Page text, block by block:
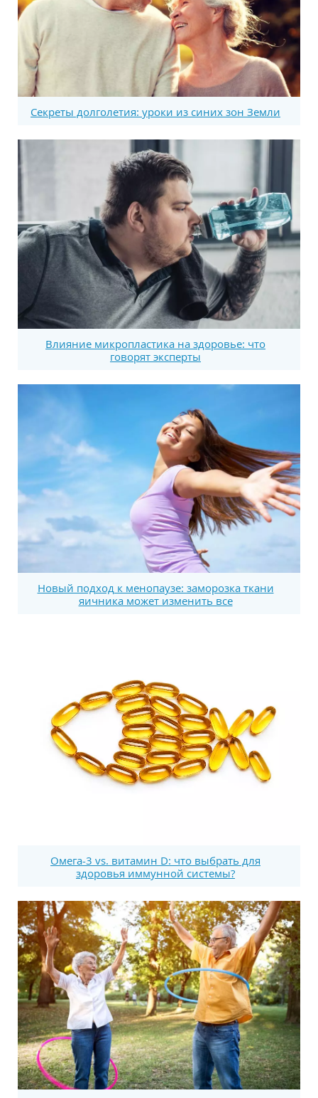
Секреты долголетия: уроки из синих зон Земли
Влияние микропластика на здоровье: что
говорят эксперты
Новый подход к менопаузе: заморозка ткани
яичника может изменить все
Омега-3 vs. витамин D: что выбрать для
здоровья иммунной системы?